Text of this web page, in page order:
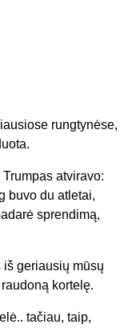
rungtynėse,
atviravo:
buvo du atletai,
sprendimą,
geriausių mūsų
kortelę.
tačiau, taip,